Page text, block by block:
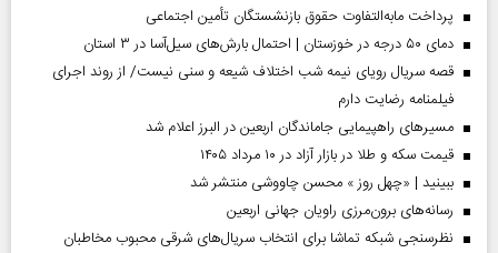
پرداخت مابه‌التفاوت حقوق بازنشستگان تأمین اجتماعی
دمای ۵۰ درجه در خوزستان | احتمال بارش‌های سیل‌آسا در ۳ استان
قصه سریال رویای نیمه شب اختلاف شیعه و سنی نیست/ از روند اجرای
فیلمنامه رضایت دارم
مسیر‌های راهپیمایی جاماندگان اربعین در البرز اعلام شد
قیمت سکه و طلا در بازار آزاد در ۱۰ مرداد ۱۴۰۵
ببینید | «چهل روز » محسن چاووشی منتشر شد
رسانه‌های برون‌مرزی راویان جهانی اربعین
نظرسنجی شبکه تماشا برای انتخاب سریال‌های شرقی محبوب مخاطبان